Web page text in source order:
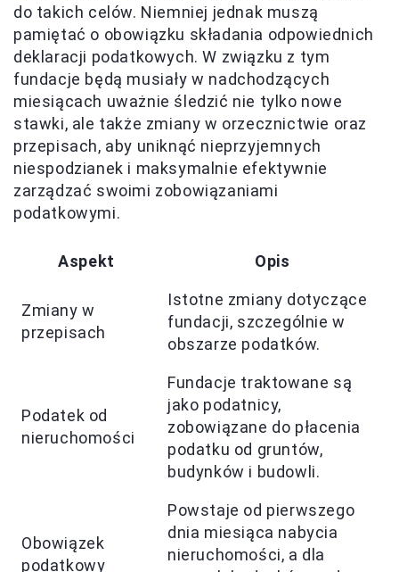
do takich celów. Niemniej jednak muszą
pamiętać o obowiązku składania odpowiednich
deklaracji podatkowych. W związku z tym
fundacje będą musiały w nadchodzących
miesiącach uważnie śledzić nie tylko nowe
stawki, ale także zmiany w orzecznictwie oraz
przepisach, aby uniknąć nieprzyjemnych
niespodzianek i maksymalnie efektywnie
zarządzać swoimi zobowiązaniami
podatkowymi.
Aspekt Opis
Zmiany w
przepisach
Istotne zmiany dotyczące
fundacji, szczególnie w
obszarze podatków.
Podatek od
nieruchomości
Fundacje traktowane są
jako podatnicy,
zobowiązane do płacenia
podatku od gruntów,
budynków i budowli.
Obowiązek
podatkowy
Powstaje od pierwszego
dnia miesiąca nabycia
nieruchomości, a dla